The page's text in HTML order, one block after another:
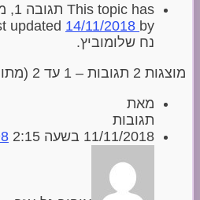
updated 14/11/2018 by
נח שלומוביץ.
מוצגות 2 תגובות – 1 עד 2 (מתוך 2 סה״כ)
מאת
תגובות
11/11/2018 בשעה 2:15